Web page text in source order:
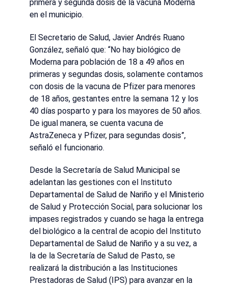
primera y segunda dosis de la vacuna Moderna
en el municipio.
El Secretario de Salud, Javier Andrés Ruano
González, señaló que: “No hay biológico de
Moderna para población de 18 a 49 años en
primeras y segundas dosis, solamente contamos
con dosis de la vacuna de Pfizer para menores
de 18 años, gestantes entre la semana 12 y los
40 días posparto y para los mayores de 50 años.
De igual manera, se cuenta vacuna de
AstraZeneca y Pfizer, para segundas dosis”,
señaló el funcionario.
Desde la Secretaría de Salud Municipal se
adelantan las gestiones con el Instituto
Departamental de Salud de Nariño y el Ministerio
de Salud y Protección Social, para solucionar los
impases registrados y cuando se haga la entrega
del biológico a la central de acopio del Instituto
Departamental de Salud de Nariño y a su vez, a
la de la Secretaría de Salud de Pasto, se
realizará la distribución a las Instituciones
Prestadoras de Salud (IPS) para avanzar en la